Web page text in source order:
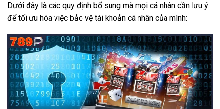
Dưới đây là các quy định bổ sung mà mọi cá nhân cần lưu ý
để tối ưu hóa việc bảo vệ tài khoản cá nhân của mình: